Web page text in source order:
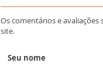
Os comentários e
site.
Seu nome